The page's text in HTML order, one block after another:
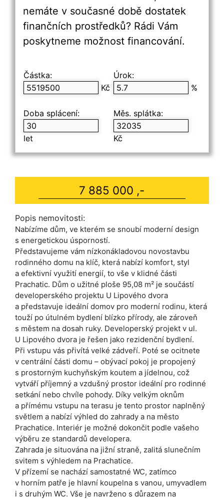
nemáte v současné době dostatek
finančních prostředků? Rádi Vám
poskytneme možnost financování.
Částka:
Kč
Úrok:
%
Doba splácení:
let
Měs. splátka:
Kč
7 885 000 ,-
Popis nemovitosti:
Nabízíme dům, ve kterém se snoubí moderní design
s energetickou úsporností.
Představujeme vám nízkonákladovou novostavbu
rodinného domu na klíč, která nabízí komfort, styl
a efektivní využití energií, to vše v klidné části
Prachatic. Dům o užitné ploše 95,08 m² je součástí
developerského projektu U Lipového dvora
a představuje ideální domov pro moderní rodinu, která
touží po útulném bydlení blízko přírody, ale zároveň
s městem na dosah ruky. Developerský projekt v ul.
U Lipového dvora je řešen jako rezidenční bydlení.
Při vstupu vás přivítá velké zádveří. Poté se ocitnete
v centrální části domu – obývací pokoj je propojený
s prostorným kuchyňským koutem a jídelnou, což
vytváří příjemný a vzdušný prostor ideální pro rodinné
setkání nebo chvíle pohody. Díky velkým oknům
a přímému vstupu na terasu je tento prostor naplněný
světlem a nabízí výhled do zahrady a na město
Prachatice. Interiér je možné dokončit podle vašeho
výběru ze standardů developera.
Zahrada je situována na jižní straně, zalitá slunečním
svitem s výhledem na Prachatice.
V přízemí se nachází samostatné WC, zatímco
v horním patře je hlavní koupelna s vanou, umyvadlem
i s druhým WC. Vše je navrženo s důrazem na